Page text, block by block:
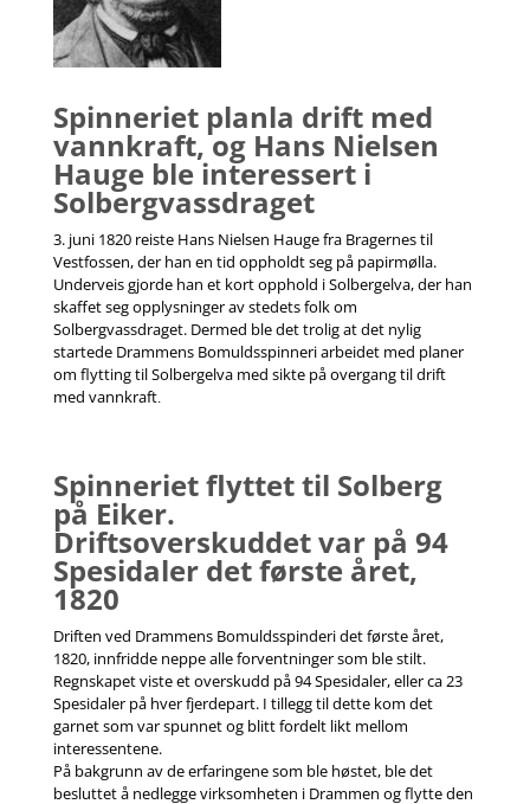
Spinneriet planla drift med
vannkraft, og Hans Nielsen
Hauge ble interessert i
Solbergvassdraget
3. juni 1820 reiste Hans Nielsen Hauge fra Bragernes til
Vestfossen, der han en tid oppholdt seg på papirmølla.
Underveis gjorde han et kort opphold i Solbergelva, der han
skaffet seg opplysninger av stedets folk om
Solbergvassdraget. Dermed ble det trolig at det nylig
startede Drammens Bomuldsspinneri arbeidet med planer
om flytting til Solbergelva med sikte på overgang til drift
med vannkraft.
Spinneriet flyttet til Solberg
på Eiker.
Driftsoverskuddet var på 94
Spesidaler det første året,
1820
Driften ved Drammens Bomuldsspinderi det første året,
1820, innfridde neppe alle forventninger som ble stilt.
Regnskapet viste et overskudd på 94 Spesidaler, eller ca 23
Spesidaler på hver fjerdepart. I tillegg til dette kom det
garnet som var spunnet og blitt fordelt likt mellom
interessentene.
På bakgrunn av de erfaringene som ble høstet, ble det
besluttet å nedlegge virksomheten i Drammen og flytte den